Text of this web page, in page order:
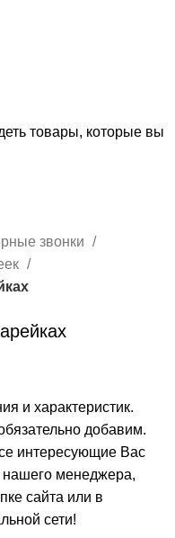
звонки
и характеристик.
добавим.
интересующие Вас
нашего менеджера,
сайта или в
сети!
товары, которые вы